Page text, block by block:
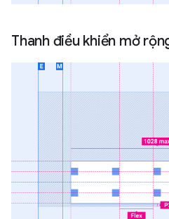
Thanh điều khiển mở